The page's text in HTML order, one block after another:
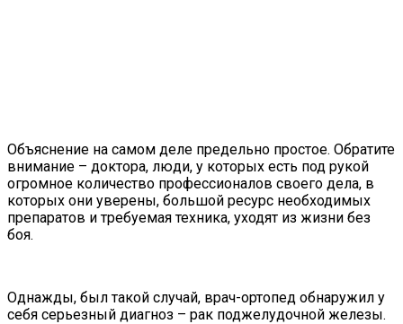
Объяснение на самом деле предельно простое. Обратите
внимание – доктора, люди, у которых есть под рукой
огромное количество профессионалов своего дела, в
которых они уверены, большой ресурс необходимых
препаратов и требуемая техника, уходят из жизни без
боя.
Однажды, был такой случай, врач-ортопед обнаружил у
себя серьезный диагноз – рак поджелудочной железы.